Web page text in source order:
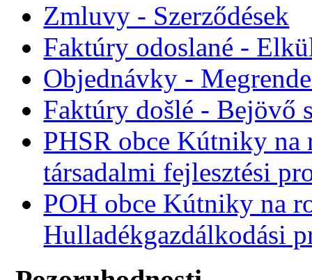
Zmluvy - Szerződések
Faktúry odoslané -
Objednávky -
Faktúry došlé - Bejövő
PHSR obce Kútniky na
társadalmi fejlesztési
POH obce Kútniky na
Hulladékgazdálkodási